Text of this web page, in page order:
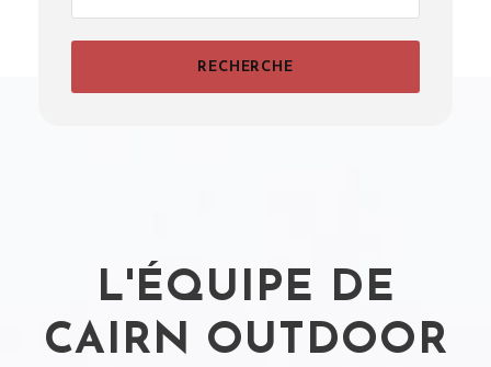
L'ÉQUIPE DE
CAIRN OUTDOOR